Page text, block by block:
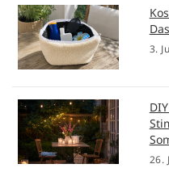
3.
26.